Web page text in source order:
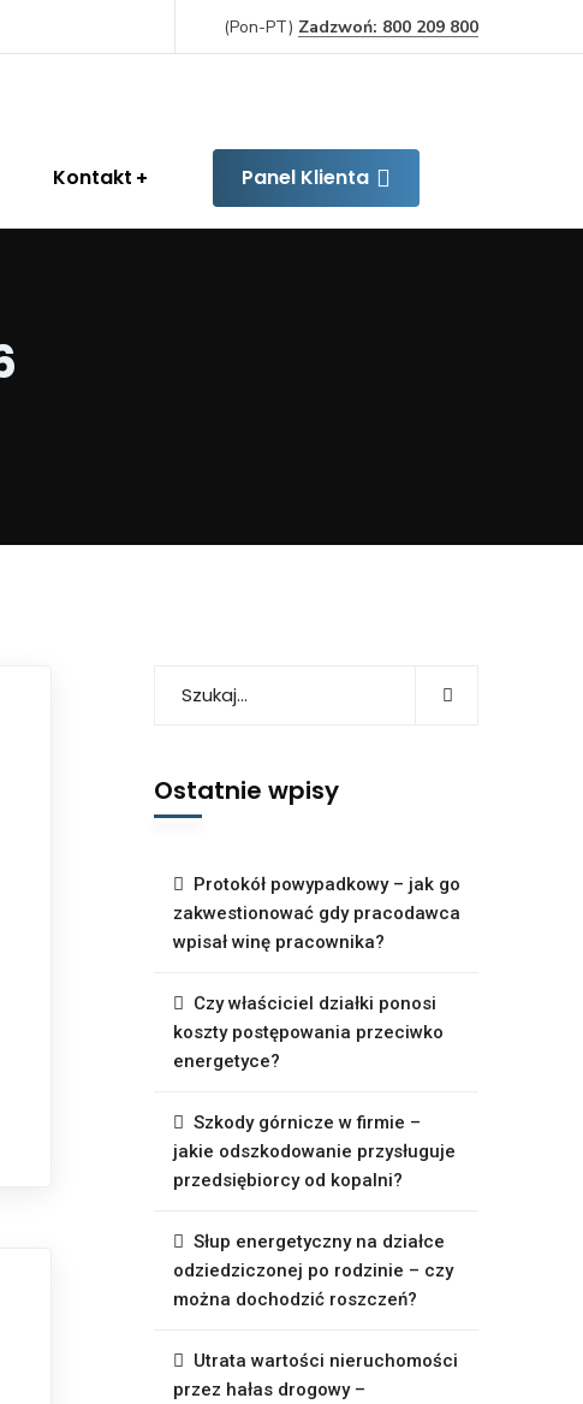
(Pon-PT) Zadzwoń: 800 209 800
Kontakt Panel Klienta
Ostatnie wpisy
Protokół powypadkowy – jak go
zakwestionować gdy pracodawca
wpisał winę pracownika?
Czy właściciel działki ponosi
koszty postępowania przeciwko
energetyce?
Szkody górnicze w firmie –
jakie odszkodowanie przysługuje
przedsiębiorcy od kopalni?
Słup energetyczny na działce
odziedziczonej po rodzinie – czy
można dochodzić roszczeń?
Utrata wartości nieruchomości
przez hałas drogowy –